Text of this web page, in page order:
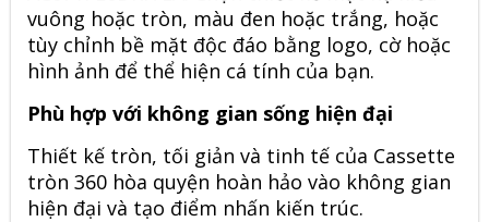
vuông hoặc tròn, màu đen hoặc trắng, hoặc
tùy chỉnh bề mặt độc đáo bằng logo, cờ hoặc
hình ảnh để thể hiện cá tính của bạn.
Phù hợp với không gian sống hiện đại
Thiết kế tròn, tối giản và tinh tế của Cassette
tròn 360 hòa quyện hoàn hảo vào không gian
hiện đại và tạo điểm nhấn kiến trúc.